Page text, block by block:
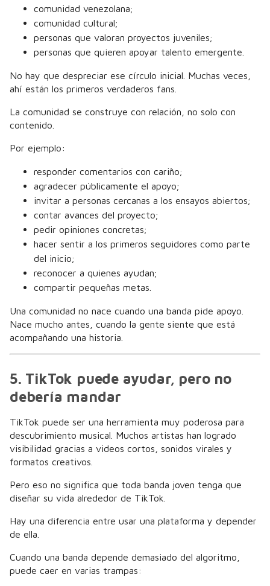
comunidad venezolana;
comunidad cultural;
personas que valoran proyectos juveniles;
personas que quieren apoyar talento emergente.
No hay que despreciar ese círculo inicial. Muchas veces,
ahí están los primeros verdaderos fans.
La comunidad se construye con relación, no solo con
contenido.
Por ejemplo:
responder comentarios con cariño;
agradecer públicamente el apoyo;
invitar a personas cercanas a los ensayos abiertos;
contar avances del proyecto;
pedir opiniones concretas;
hacer sentir a los primeros seguidores como parte
del inicio;
reconocer a quienes ayudan;
compartir pequeñas metas.
Una comunidad no nace cuando una banda pide apoyo.
Nace mucho antes, cuando la gente siente que está
acompañando una historia.
5. TikTok puede ayudar, pero no
debería mandar
TikTok puede ser una herramienta muy poderosa para
descubrimiento musical. Muchos artistas han logrado
visibilidad gracias a videos cortos, sonidos virales y
formatos creativos.
Pero eso no significa que toda banda joven tenga que
diseñar su vida alrededor de TikTok.
Hay una diferencia entre usar una plataforma y depender
de ella.
Cuando una banda depende demasiado del algoritmo,
puede caer en varias trampas: